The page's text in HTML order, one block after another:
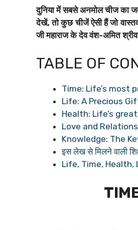
दुनिया में सबसे अनमोल चीज का
देखें, तो कुछ चीजें ऐसी हैं जो
जी महाराज के देव वंश-अमित
TABLE OF
Time: Life’s most
Life: A Precious
Health: Life’s
Love and
Knowledge: The
इस लेख से मिलने वाली
Life, Time, Health,